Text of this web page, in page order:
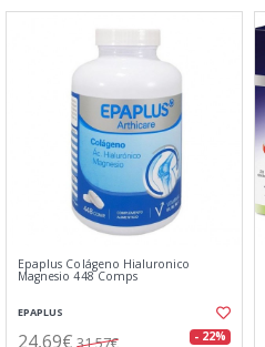
Epaplus Colágeno Hialuronico
Magnesio 448 Comps
EPAPLUS
24,69€ 31,57€ - 22%